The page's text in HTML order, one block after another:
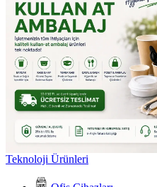
Teknoloji Ürünleri